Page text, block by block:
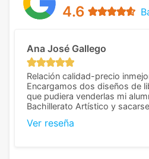
4.6
Ana José Gallego
Relación calidad-precio
Encargamos dos diseños de
que pudiera venderlas mi
Bachillerato Artístico y
diferencia, con libretas de muy
Ver reseña